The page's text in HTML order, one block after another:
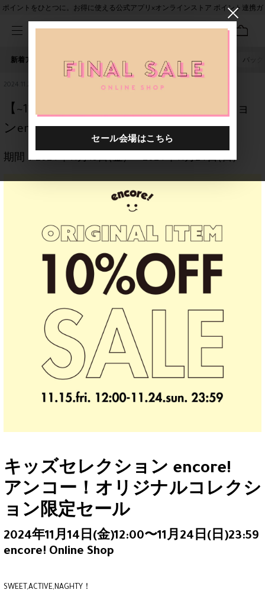
ポイントをひとつに。お得に使える公式アプリ×オンラインストア ポイント連携ガ
新着アイテム 人気ワード セール 40th限定 バッグ
2024.11.20
【~11/24(日)23:59まで】キッズセレクショ
ンencore!｜オリジナルウェア限定SALE
期間：2024年11月15日(金)〜2024年11月24日(日)
キッズセレクション encore!
アンコー！オリジナルコレクシ
ョン限定セール
2024年11月14日(金)12:00〜11月24日(日)23:59
encore! Online Shop
SWEET,ACTIVE,NAGHTY！